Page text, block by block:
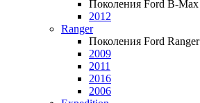
Поколения Ford B-Max
2012
Ranger
Поколения Ford Ranger
2009
2011
2016
2006